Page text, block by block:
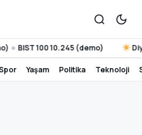
● BIST 100 10.245 (demo)
spor yaşam politika teknoloji